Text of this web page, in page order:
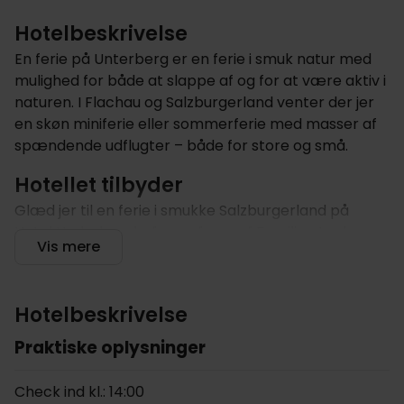
Hotelbeskrivelse
En ferie på Unterberg er en ferie i smuk natur med
mulighed for både at slappe af og for at være aktiv i
naturen. I Flachau og Salzburgerland venter der jer
en skøn miniferie eller sommerferie med masser af
spændende udflugter – både for store og små.
Hotellet tilbyder
Glæd jer til en ferie i smukke Salzburgerland på
og medarbejdere. Hotellet er hyggeligt indrettet og
morgenmadsbuffet, og således får I en god start på
restaurant og spise en 3-retters menu med salat.
Vis mere
Hotelbeskrivelse
Praktiske oplysninger
Check ind kl.: 14:00